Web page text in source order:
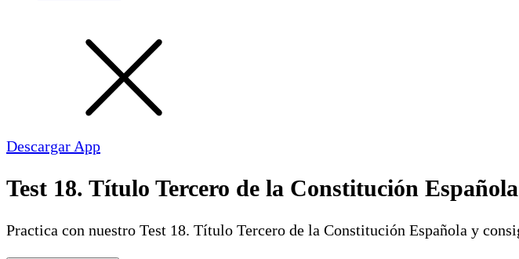
Descargar App
Test 18. Título Tercero de la Constitución Española
Practica con nuestro Test 18. Título Tercero de la Constitución Española y